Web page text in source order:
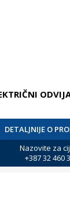
DETALJNIJE O
Nazovite za
+387 32 460